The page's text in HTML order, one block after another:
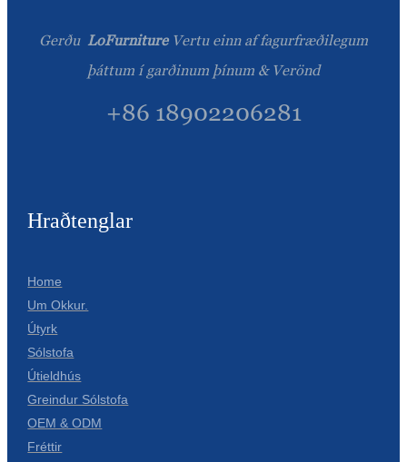
Српски
Точики
Gerðu LoFurniture Vertu einn af fagurfræðilegum
þáttum í garðinum þínum & Verönd
+86 18902206281
Hraðtenglar
Home
Um Okkur.
Útyrk
Sólstofa
Útieldhús
Greindur Sólstofa
OEM & ODM
Fréttir